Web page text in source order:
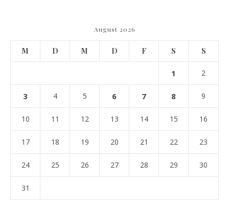
August 2026
M D M D F S S
1 2
3 4 5 6 7 8 9
10 11 12 13 14 15 16
17 18 19 20 21 22 23
24 25 26 27 28 29 30
31